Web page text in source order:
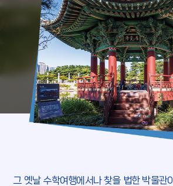
그 옛날 수학여행에서나 찾을 법한 박물관이